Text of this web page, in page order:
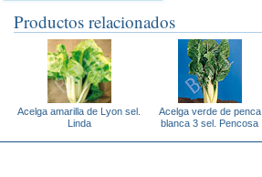
Productos relacionados
Acelga amarilla de Lyon sel.
Linda
Acelga verde de penca
blanca 3 sel. Pencosa